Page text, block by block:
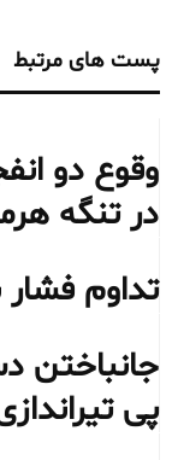
پست های مرتبط
وقوع دو
در تنگه
تداوم فشار
جانباختن
پی